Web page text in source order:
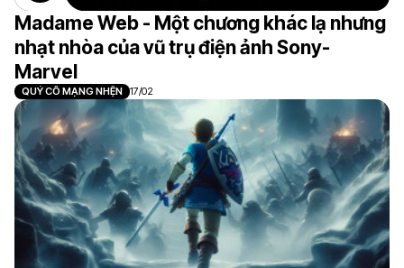
Madame Web - Một chương khác lạ nhưng
nhạt nhòa của vũ trụ điện ảnh Sony-
Marvel
QUÝ CÔ MẠNG NHỆN 17/02